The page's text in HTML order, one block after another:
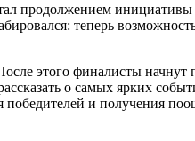
продолжением
теперь
этого финалисты
о самых ярких
победителей и получения